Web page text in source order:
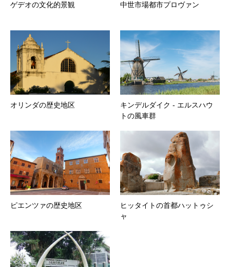
ゲデオの文化的景観 中世市場都市プロヴァン
オリンダの歴史地区
キンデルダイク ‐ エルスハウ
トの風車群
ピエンツァの歴史地区
ヒッタイトの首都ハットゥシ
ャ